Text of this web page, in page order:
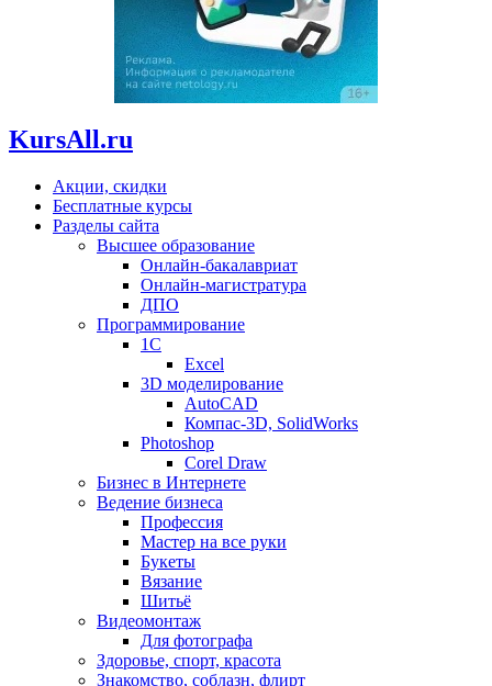
KursAll.ru
Акции, скидки
Бесплатные курсы
Разделы сайта
Высшее образование
Онлайн-бакалавриат
Онлайн-магистратура
ДПО
Программирование
1С
Excel
3D моделирование
AutoCAD
Компас-3D, SolidWorks
Photoshop
Corel Draw
Бизнес в Интернете
Ведение бизнеса
Профессия
Мастер на все руки
Букеты
Вязание
Шитьё
Видеомонтаж
Для фотографа
Здоровье, спорт, красота
Знакомство, соблазн, флирт